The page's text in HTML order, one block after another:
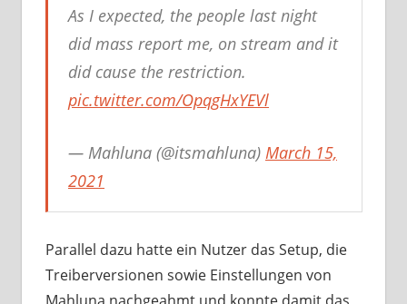
As I expected, the people last night
did mass report me, on stream and it
did cause the restriction.
pic.twitter.com/OpqgHxYEVl
— Mahluna (@itsmahluna) March 15,
2021
Parallel dazu hatte ein Nutzer das Setup, die
Treiberversionen sowie Einstellungen von